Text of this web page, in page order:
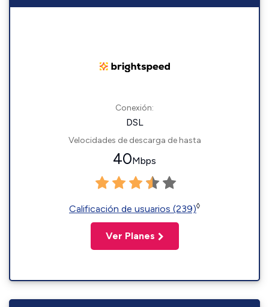
Conexión:
DSL
Velocidades de descarga de hasta
40Mbps
Calificación de usuarios (239)◊
Ver Planes